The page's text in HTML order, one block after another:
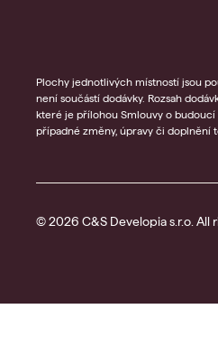
Plochy jednotlivých místností jsou
není součástí dodávky. Rozsah
které je přílohou Smlouvy o
případné změny, úpravy či doplnění
© 2026 C&S Developia s.r.o. All